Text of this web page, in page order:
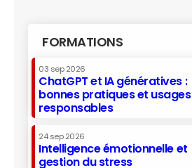
FORMATIONS
03 sep 2026
ChatGPT et IA génératives :
bonnes pratiques et usages
responsables
24 sep 2026
Intelligence émotionnelle et
gestion du stress